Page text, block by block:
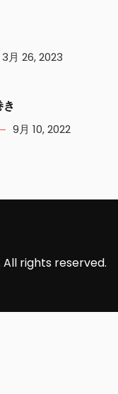
3月 26, 2023
9月 10, 2022
rights reserved.